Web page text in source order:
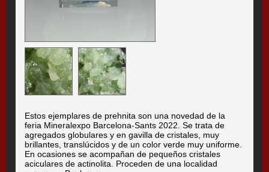
Estos ejemplares de prehnita son una novedad de la
feria Mineralexpo Barcelona-Sants 2022. Se trata de
agregados globulares y en gavilla de cristales, muy
brillantes, translúcidos y de un color verde muy uniforme.
En ocasiones se acompañan de pequeños cristales
aciculares de actinolita. Proceden de una localidad